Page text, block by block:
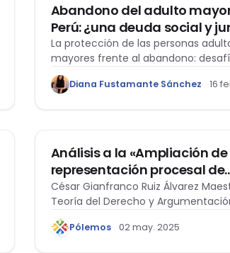
Abandono del adulto
Perú: ¿una deuda social y
pendiente?
La protección de las personas
mayores frente al abandono:
el Estado peruano.
Diana Fustamante Sánchez 16
Análisis a la «Ampliación
representación procesal de
menores en materia de
Alimentos»- Ley N°3226
César Gianfranco Ruiz Álvarez
Teoría del Derecho y
por la…
Pólemos 02 may. 2025